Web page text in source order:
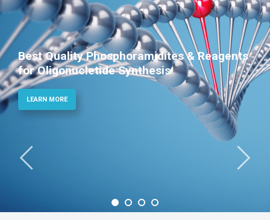
Best Quality Phosphoramidites & Reagents
for Oligonucletide Synthesis
LEARN MORE